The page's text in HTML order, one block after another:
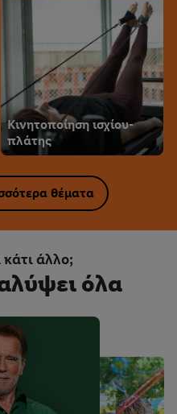
Κινητοποίηση ισχίου-
πλάτης
θέματα
κάτι άλλο;
όλα